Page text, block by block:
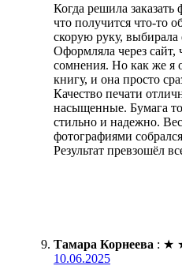
Когда решила заказать
что получится что-то
скорую руку, выбирала
Оформляла через сайт,
сомнения. Но как же я
книгу, и она просто
Качество печати
насыщенные. Бумага
стильно и надежно.
фотографиями
Результат превзошёл
Тамара Корнеева : ★
10.06.2025